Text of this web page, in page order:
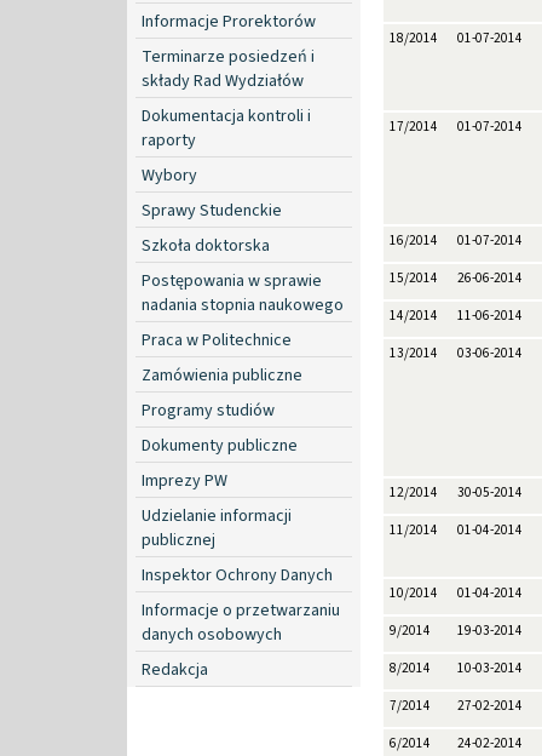
Informacje Prorektorów
Terminarze posiedzeń i
składy Rad Wydziałów
Dokumentacja kontroli i
raporty
Wybory
Sprawy Studenckie
Szkoła doktorska
Postępowania w sprawie
nadania stopnia naukowego
Praca w Politechnice
Zamówienia publiczne
Programy studiów
Dokumenty publiczne
Imprezy PW
Udzielanie informacji
publicznej
Inspektor Ochrony Danych
Informacje o przetwarzaniu
danych osobowych
Redakcja
18/2014 01-07-2014
17/2014 01-07-2014
16/2014 01-07-2014
15/2014 26-06-2014
14/2014 11-06-2014
13/2014 03-06-2014
12/2014 30-05-2014
11/2014 01-04-2014
10/2014 01-04-2014
9/2014 19-03-2014
8/2014 10-03-2014
7/2014 27-02-2014
6/2014 24-02-2014